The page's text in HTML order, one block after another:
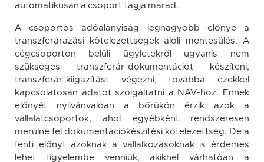
automatikusan a csoport tagja marad.
A csoportos adóalanyiság legnagyobb előnye a
transzferárazási kötelezettségek alóli mentesülés. A
cégcsoporton belüli ügyletekről ugyanis nem
szükséges transzferár-dokumentációt készíteni,
transzferár-kiigazítást végezni, továbbá ezekkel
kapcsolatosan adatot szolgáltatni a NAV-hoz. Ennek
előnyét nyilvánvalóan a bőrükön érzik azok a
vállalatcsoportok, ahol egyébként rendszeresen
merülne fel dokumentációkészítési kötelezettség. De a
fenti előnyt azoknak a vállalkozásoknak is érdemes
lehet figyelembe venniük, akiknél várhatóan a